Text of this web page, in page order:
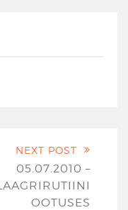
NEXT POST
05.07.2010 –
OOTUSES